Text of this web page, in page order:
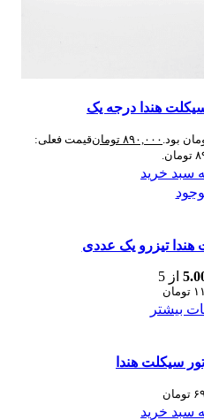
هندا درجه یک
۸۹۰,۰۰۰ تومانقیمت فعلی:
سبد خرید
هندا تیزرو یک عددی
از 5
تومان
بیشتر
سیکلت هندا
تومان
سبد خرید